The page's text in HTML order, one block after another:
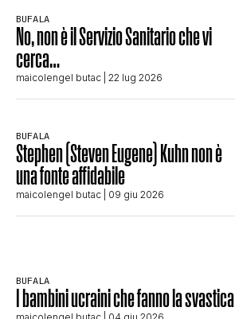
BUFALA
No, non è il Servizio Sanitario che vi
cerca…
maicolengel butac | 22 lug 2026
BUFALA
Stephen (Steven Eugene) Kuhn non è
una fonte affidabile
maicolengel butac | 09 giu 2026
BUFALA
I bambini ucraini che fanno la svastica